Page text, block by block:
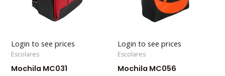
Login to see prices
Escolares
Mochila MC031
Login to see prices
Escolares
Mochila MC056